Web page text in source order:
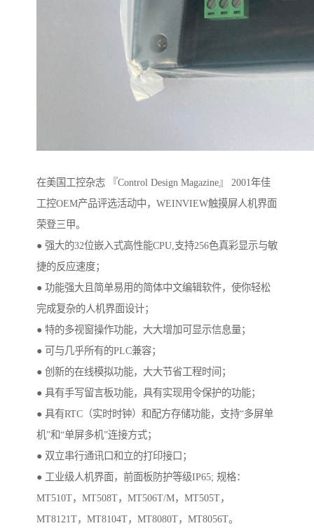
在美国工控杂志 『Control Design Magazine』 2001年佳
工控OEM产品评选活动中，WEINVIEW触摸屏人机界面
荣登三甲。
● 强大的32位嵌入式高性能CPU,支持256色真彩显示与敏
捷的反应速度；
● 功能强大且简单易用的简体中文编辑软件，使你轻松
完成复杂的人机界面设计；
● 特的多视窗操作功能，大大增加可显示信息量；
● 可与几乎所有的PLC兼容；
● 创新的在线模拟功能，大大节省工程时间；
● 具有手写留言板功能，具有实现用令保护的功能；
● 具有RTC（实时时钟）和配方存储功能，支持“多屏单
机”和“单屏多机”连接方式；
● 双立串行通讯口和立的打印接口；
● 工业级人机界面，前面板防护等级IP65; 规格：
MT510T，MT508T，MT506T/M，MT505T，
MT8121T，MT8104T，MT8080T，MT8056T。